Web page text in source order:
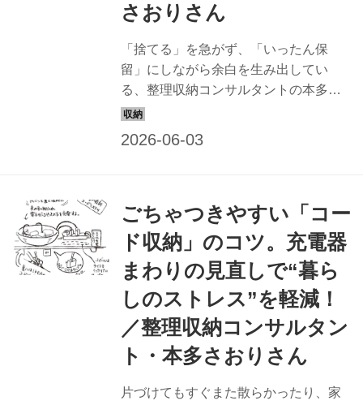
さおりさん
「捨てる」を急がず、「いったん保
留」にしながら余白を生み出してい
る、整理収納コンサルタントの本多さ
おりさん。メルカリボックスや“なんで
ごちゃつきやすい「コー
ド収納」のコツ。充電器
まわりの見直しで“暮ら
しのストレス”を軽減！
／整理収納コンサルタン
ト・本多さおりさん
片づけてもすぐまた散らかったり、家